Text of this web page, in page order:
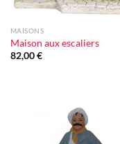
MAISONS
Maison aux escaliers
82,00€